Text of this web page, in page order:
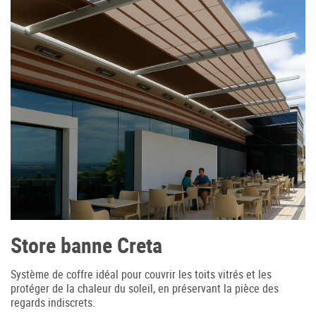
Accès professionnel
Generador de precios CYPE
Téléchargements
Blog
Contactez-nous
France (Français)
Store banne Creta
Système de coffre idéal pour couvrir les toits vitrés et les
protéger de la chaleur du soleil, en préservant la pièce des
regards indiscrets.